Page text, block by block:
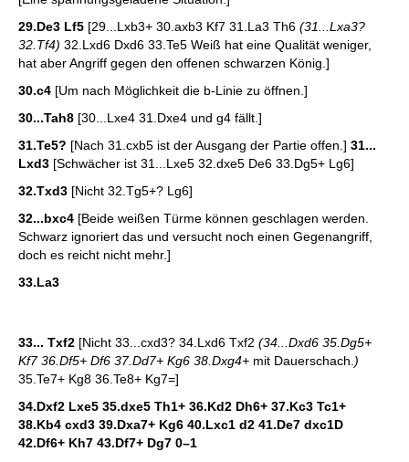
29.De3 Lf5 [29...Lxb3+ 30.axb3 Kf7 31.La3 Th6 (31...Lxa3?
32.Tf4) 32.Lxd6 Dxd6 33.Te5 Weiß hat eine Qualität weniger,
hat aber Angriff gegen den offenen schwarzen König.]
30.c4 [Um nach Möglichkeit die b-Linie zu öffnen.]
30...Tah8 [30...Lxe4 31.Dxe4 und g4 fällt.]
31.Te5? [Nach 31.cxb5 ist der Ausgang der Partie offen.] 31...
Lxd3 [Schwächer ist 31...Lxe5 32.dxe5 De6 33.Dg5+ Lg6]
32.Txd3 [Nicht 32.Tg5+? Lg6]
32...bxc4 [Beide weißen Türme können geschlagen werden.
Schwarz ignoriert das und versucht noch einen Gegenangriff,
doch es reicht nicht mehr.]
33.La3
33... Txf2 [Nicht 33...cxd3? 34.Lxd6 Txf2 (34...Dxd6 35.Dg5+
Kf7 36.Df5+ Df6 37.Dd7+ Kg6 38.Dxg4+ mit Dauerschach. )
35.Te7+ Kg8 36.Te8+ Kg7=]
34.Dxf2 Lxe5 35.dxe5 Th1+ 36.Kd2 Dh6+ 37.Kc3 Tc1+
38.Kb4 cxd3 39.Dxa7+ Kg6 40.Lxc1 d2 41.De7 dxc1D
42.Df6+ Kh7 43.Df7+ Dg7 0–1